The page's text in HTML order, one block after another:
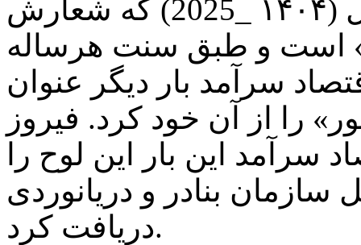
در روز جهانی دریانوردی امسال (۱۴۰۴ _2025) که شعارش
است و طبق سنت هرساله
سرآمد بار دیگر عنوان
را از آن خود کرد. فیروز
سرآمد این بار این لوح را
بنادر و دریانوردی
دریافت کرد.